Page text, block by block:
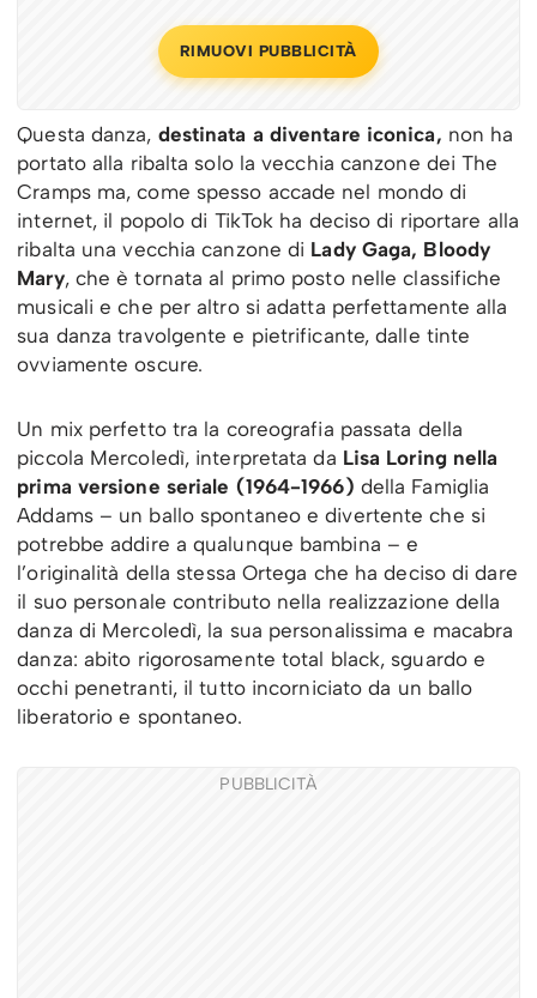
RIMUOVI PUBBLICITÀ
Questa danza, destinata a diventare iconica, non ha
portato alla ribalta solo la vecchia canzone dei The
Cramps ma, come spesso accade nel mondo di
internet, il popolo di TikTok ha deciso di riportare alla
ribalta una vecchia canzone di Lady Gaga, Bloody
Mary, che è tornata al primo posto nelle classifiche
musicali e che per altro si adatta perfettamente alla
sua danza travolgente e pietrificante, dalle tinte
ovviamente oscure.
Un mix perfetto tra la coreografia passata della
piccola Mercoledì, interpretata da Lisa Loring nella
prima versione seriale (1964-1966) della Famiglia
Addams – un ballo spontaneo e divertente che si
potrebbe addire a qualunque bambina – e
l’originalità della stessa Ortega che ha deciso di dare
il suo personale contributo nella realizzazione della
danza di Mercoledì, la sua personalissima e macabra
danza: abito rigorosamente total black, sguardo e
occhi penetranti, il tutto incorniciato da un ballo
liberatorio e spontaneo.
PUBBLICITÀ